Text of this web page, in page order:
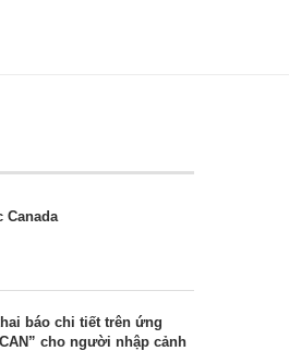
Canada
báo chi tiết trên ứng
cho người nhập cảnh